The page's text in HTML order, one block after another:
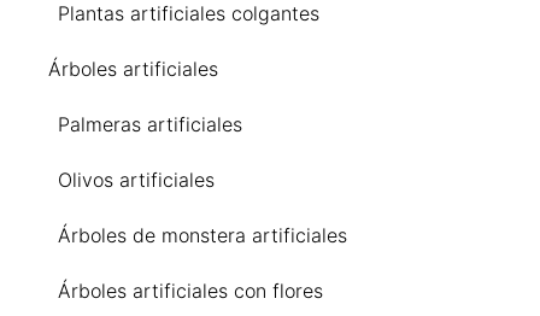
Plantas artificiales colgantes
Árboles artificiales
Palmeras artificiales
Olivos artificiales
Árboles de monstera artificiales
Árboles artificiales con flores